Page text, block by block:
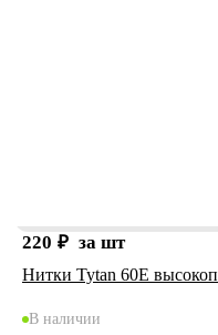
220 ₽ за шт
Нитки Tytan 60Е
В наличии